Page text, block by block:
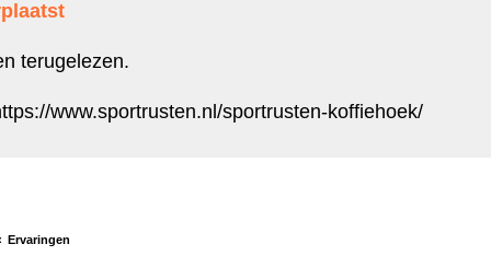
terugelezen.
www.sportrusten.nl/sportrusten-koffiehoek/
Ervaringen